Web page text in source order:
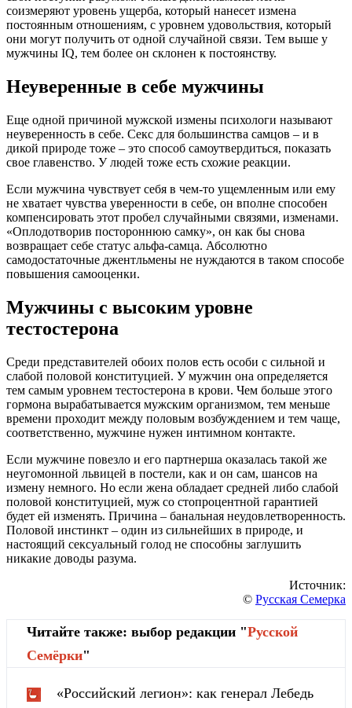
соизмеряют уровень ущерба, который нанесет измена
постоянным отношениям, с уровнем удовольствия, который
они могут получить от одной случайной связи. Тем выше у
мужчины IQ, тем более он склонен к постоянству.
Неуверенные в себе мужчины
Еще одной причиной мужской измены психологи называют
неуверенность в себе. Секс для большинства самцов – и в
дикой природе тоже – это способ самоутвердиться, показать
свое главенство. У людей тоже есть схожие реакции.
Если мужчина чувствует себя в чем-то ущемленным или ему
не хватает чувства уверенности в себе, он вполне способен
компенсировать этот пробел случайными связями, изменами.
«Оплодотворив постороннюю самку», он как бы снова
возвращает себе статус альфа-самца. Абсолютно
самодостаточные джентльмены не нуждаются в таком способе
повышения самооценки.
Мужчины с высоким уровне
тестостерона
Среди представителей обоих полов есть особи с сильной и
слабой половой конституцией. У мужчин она определяется
тем самым уровнем тестостерона в крови. Чем больше этого
гормона вырабатывается мужским организмом, тем меньше
времени проходит между половым возбуждением и тем чаще,
соответственно, мужчине нужен интимном контакте.
Если мужчине повезло и его партнерша оказалась такой же
неугомонной львицей в постели, как и он сам, шансов на
измену немного. Но если жена обладает средней либо слабой
половой конституцией, муж со стопроцентной гарантией
будет ей изменять. Причина – банальная неудовлетворенность.
Половой инстинкт – один из сильнейших в природе, и
настоящий сексуальный голод не способны заглушить
никакие доводы разума.
Источник:
© Русская Семерка
Читайте также: выбор редакции "Русской
Cемёрки"
«Российский легион»: как генерал Лебедь